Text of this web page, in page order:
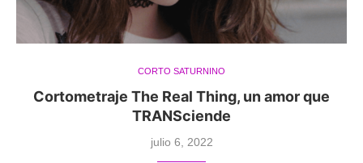
CORTO SATURNINO
Cortometraje The Real Thing, un amor que
TRANSciende
julio 6, 2022